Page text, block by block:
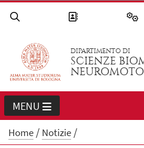
DIPARTIMENTO DI
SCIENZE
MENU
Home Notizie